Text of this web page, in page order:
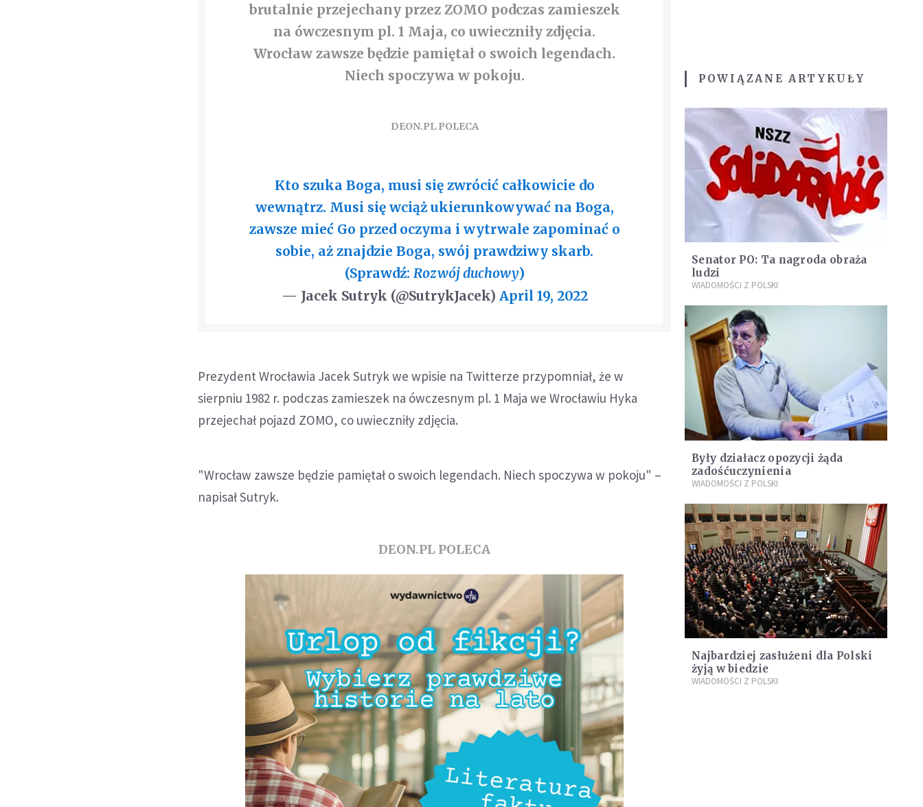
brutalnie przejechany przez ZOMO podczas zamieszek
na ówczesnym pl. 1 Maja, co uwieczniły zdjęcia.
Wrocław zawsze będzie pamiętał o swoich legendach.
Niech spoczywa w pokoju.
DEON.PL POLECA
Kto szuka Boga, musi się zwrócić całkowicie do
wewnątrz. Musi się wciąż ukierunkowywać na Boga,
zawsze mieć Go przed oczyma i wytrwale zapominać o
sobie, aż znajdzie Boga, swój prawdziwy skarb.
(Sprawdź: Rozwój duchowy)
— Jacek Sutryk (@SutrykJacek) April 19, 2022
Prezydent Wrocławia Jacek Sutryk we wpisie na Twitterze przypomniał, że w
sierpniu 1982 r. podczas zamieszek na ówczesnym pl. 1 Maja we Wrocławiu Hyka
przejechał pojazd ZOMO, co uwieczniły zdjęcia.
"Wrocław zawsze będzie pamiętał o swoich legendach. Niech spoczywa w pokoju" –
napisał Sutryk.
DEON.PL POLECA
POWIĄZANE ARTYKUŁY
Senator PO: Ta nagroda obraża
ludzi
WIADOMOŚCI Z POLSKI
Były działacz opozycji żąda
zadośćuczynienia
WIADOMOŚCI Z POLSKI
Najbardziej zasłużeni dla Polski
żyją w biedzie
WIADOMOŚCI Z POLSKI